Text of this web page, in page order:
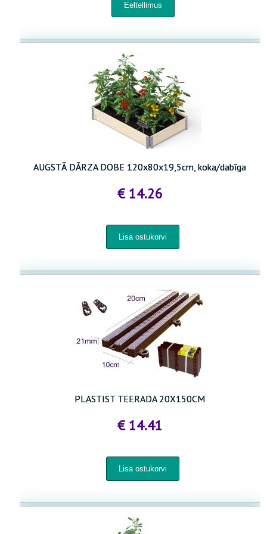
AUGSTĀ DĀRZA DOBE 120x80x19,5cm, koka/dabīga
€ 14.26
PLASTIST TEERADA 20X150CM
€ 14.41